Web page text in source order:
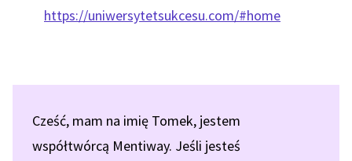
https://uniwersytetsukcesu.com/#home
Cześć, mam na imię Tomek, jestem
współtwórcą Mentiway. Jeśli jesteś